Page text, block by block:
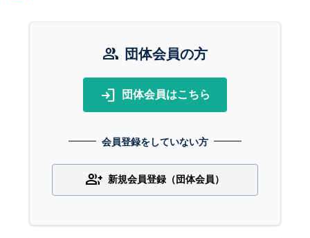
group 団体会員の方
login 団体会員はこちら
会員登録をしていない方
group_add 新規会員登録（団体会員）